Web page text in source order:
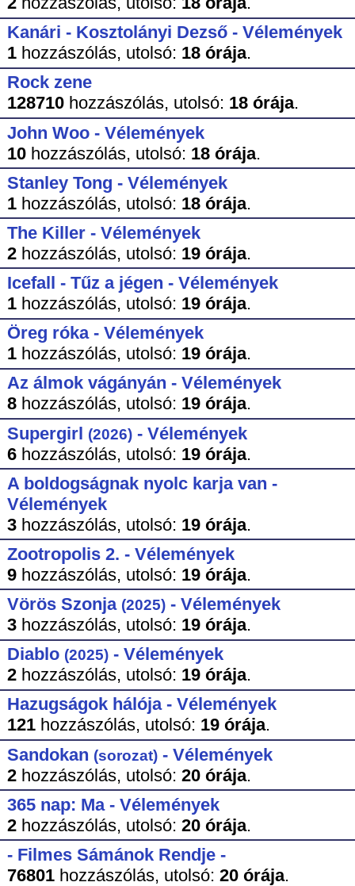
Kanári - Kosztolányi Dezső - Vélemények
1hozzászólás, utolsó: 18 órája.
Rock zene
128710hozzászólás, utolsó: 18 órája.
John Woo - Vélemények
10hozzászólás, utolsó: 18 órája.
Stanley Tong - Vélemények
1hozzászólás, utolsó: 18 órája.
The Killer - Vélemények
2hozzászólás, utolsó: 19 órája.
Icefall - Tűz a jégen - Vélemények
1hozzászólás, utolsó: 19 órája.
Öreg róka - Vélemények
1hozzászólás, utolsó: 19 órája.
Az álmok vágányán - Vélemények
8hozzászólás, utolsó: 19 órája.
Supergirl (2026)- Vélemények
6hozzászólás, utolsó: 19 órája.
A boldogságnak nyolc karja van -
Vélemények
3hozzászólás, utolsó: 19 órája.
Zootropolis 2. - Vélemények
9hozzászólás, utolsó: 19 órája.
Vörös Szonja (2025)- Vélemények
3hozzászólás, utolsó: 19 órája.
Diablo (2025)- Vélemények
2hozzászólás, utolsó: 19 órája.
Hazugságok hálója - Vélemények
121hozzászólás, utolsó: 19 órája.
Sandokan (sorozat)- Vélemények
2hozzászólás, utolsó: 20 órája.
365 nap: Ma - Vélemények
2hozzászólás, utolsó: 20 órája.
- Filmes Sámánok Rendje -
76801hozzászólás, utolsó: 20 órája.